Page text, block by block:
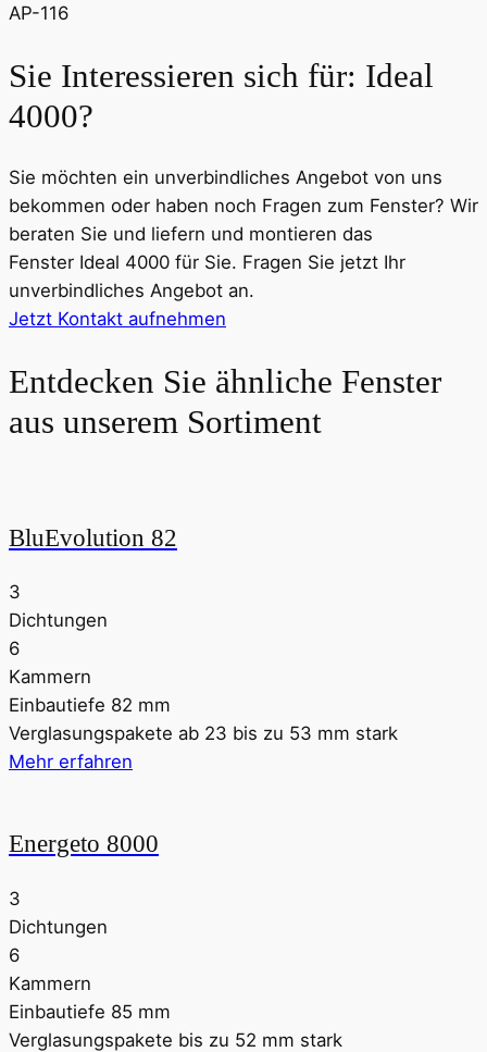
AP-116
Sie Interessieren sich für: Ideal
4000?
Sie möchten ein unverbindliches Angebot von uns
bekommen oder haben noch Fragen zum Fenster? Wir
beraten Sie und liefern und montieren das
Fenster Ideal 4000 für Sie. Fragen Sie jetzt Ihr
unverbindliches Angebot an.
Jetzt Kontakt aufnehmen
Entdecken Sie ähnliche Fenster
aus unserem Sortiment
BluEvolution 82
3
Dichtungen
6
Kammern
Einbautiefe 82 mm
Verglasungspakete ab 23 bis zu 53 mm stark
Mehr erfahren
Energeto 8000
3
Dichtungen
6
Kammern
Einbautiefe 85 mm
Verglasungspakete bis zu 52 mm stark